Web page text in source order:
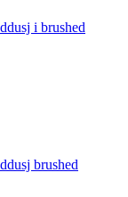
i brushed
brushed